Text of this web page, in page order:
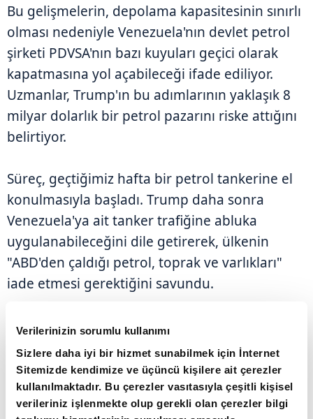
Verilerinizin sorumlu kullanımı
Sizlere daha iyi bir hizmet sunabilmek için İnternet
Sitemizde kendimize ve üçüncü kişilere ait çerezler
kullanılmaktadır. Bu çerezler vasıtasıyla çeşitli kişisel
verileriniz işlenmekte olup gerekli olan çerezler bilgi
Bu gelişmelerin, depolama kapasitesinin sınırlı
olması nedeniyle Venezuela'nın devlet petrol
şirketi PDVSA'nın bazı kuyuları geçici olarak
kapatmasına yol açabileceği ifade ediliyor.
Uzmanlar, Trump'ın bu adımlarının yaklaşık 8
milyar dolarlık bir petrol pazarını riske attığını
belirtiyor.
Süreç, geçtiğimiz hafta bir petrol tankerine el
konulmasıyla başladı. Trump daha sonra
Venezuela'ya ait tanker trafiğine abluka
uygulanabileceğini dile getirerek, ülkenin
"ABD'den çaldığı petrol, toprak ve varlıkları"
iade etmesi gerektiğini savundu.
Trump, kendi sosyal medya hesabından yaptığı
açıklamada ise Venezuela açıklarında ABD
askeri varlığının artırılacağını duyurarak,
bunun Caracas yönetimi için "benzeri
görülmemiş bir şok" yaratacağını ifade etti.